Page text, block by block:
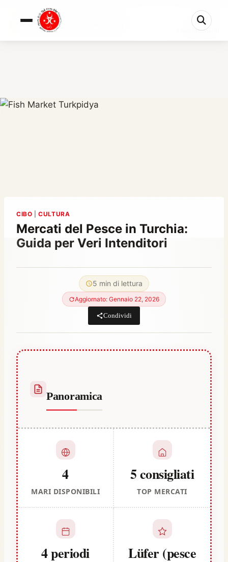
Mercati del Pesce in Turchia: Guida per Veri In...
5 min rimanenti
CIBO |CULTURA
Mercati del Pesce in Turchia:
Guida per Veri Intenditori
5 min di lettura
Aggiornato: Gennaio 22, 2026
Condividi
Panoramica
4
MARI DISPONIBILI
5 consigliati
TOP MERCATI
4 periodi Lüfer (pesce